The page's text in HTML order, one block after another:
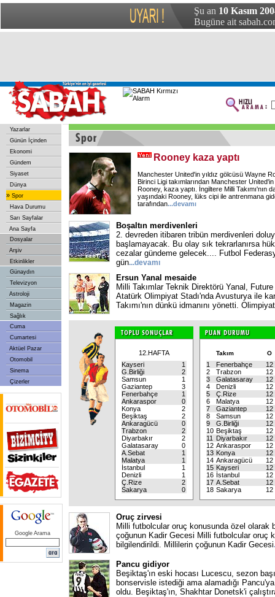
Şu an 10 Kasım
Bugüne ait
Yazarlar
Günün İçinden
Ekonomi
Gündem
Siyaset
Dünya
» Spor
Hava Durumu
Sarı Sayfalar
Ana Sayfa
Dosyalar
Arşiv
Etkinlikler
Günaydın
Televizyon
Astroloji
Magazin
Sağlık
Cuma
Cumartesi
Aktüel Pazar
Otomobil
Sinema
Çizerler
Google Arama
Rooney kaza yaptı
Manchester United'in yıldız gölcüsü Wayne
Birinci Ligi takımlarından Manchester
Rooney, kaza yaptı. İngiltere Milli Takımı'nın
yaşındaki Rooney, lüks cipi ile antrenmana
tarafından...devamı
Boşaltın merdivenleri
2. devreden itibaren tribün merdivenleri
başlamayacak. Bu olay sık tekrarlanırsa
cezalar gündeme gelecek.... Futbol
gün...devamı
Ersun Yanal mesaide
Milli Takımlar Teknik Direktörü Yanal,
Atatürk Olimpiyat Stadı'nda Avusturya ile
Takımı'nın dünkü idmanını yönetti.
12.HAFTA
Kayseri
1
G.Birliği
2
Samsun
1
Gaziantep
3
Fenerbahçe
1
Ankaraspor
0
Konya
2
Beşiktaş
2
Ankaragücü
0
Trabzon
2
Diyarbakır
2
Galatasaray
0
A.Sebat
1
Malatya
1
İstanbul
1
Denizli
1
Ç.Rize
2
Sakarya
0
Takım O
1 Fenerbahçe
12
2
Trabzon
12
3
Galatasaray
12
4
Denizli
12
5
Ç.Rize
12
6
Malatya
12
7
Gaziantep
12
8
Samsun
12
9
G.Birliği
12
10 Beşiktaş
12
11
Diyarbakır
12
12 Ankaraspor
12
13 Konya
12
14 Ankaragücü
12
15 Kayseri
12
16 İstanbul
12
17 A.Sebat
12
18 Sakarya 12
Oruç zirvesi
Milli futbolcular oruç konusunda özel olarak
çoğunun Kadir Gecesi Milli futbolcular oruç
bilgilendirildi. Millilerin çoğunun Kadir Gecesi
Pancu gidiyor
Beşiktaş'ın eski hocası Lucescu, sezon
bonservisle istediği ama alamadığı
oldu. Beşiktaş'ın, Shakhtar Donetsk'i